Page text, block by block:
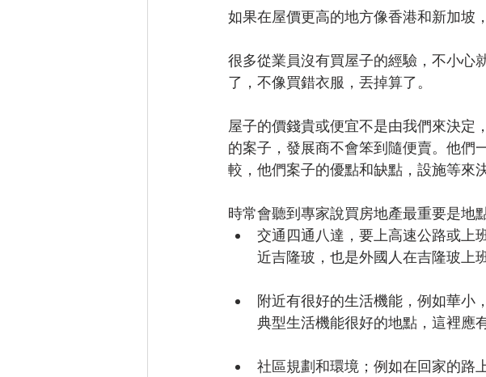
如果在屋價更高的地方像香港和新加坡
很多從業員沒有買屋子的經驗，不小心
了，不像買錯衣服，丟掉算了。
屋子的價錢貴或便宜不是由我們來決定
的案子，發展商不會笨到隨便賣。他們
較，他們案子的優點和缺點，設施等來
時常會聽到專家說買房地產最重要是地
交通四通八達，要上高速公路或上
近吉隆玻，也是外國人在吉隆玻上
附近有很好的生活機能，例如華小
典型生活機能很好的地點，這裡應
社區規劃和環境；例如在回家的路